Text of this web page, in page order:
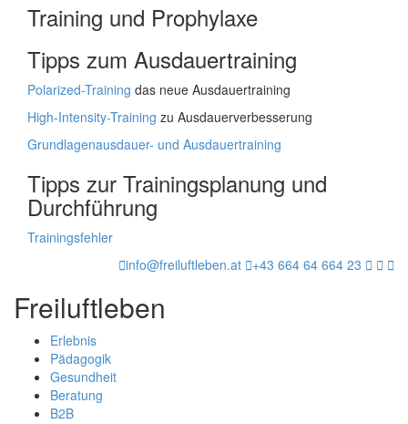
Training und Prophylaxe
Tipps zum Ausdauertraining
Polarized-Training das neue Ausdauertraining
High-Intensity-Training zu Ausdauerverbesserung
Grundlagenausdauer- und Ausdauertraining
Tipps zur Trainingsplanung und
Durchführung
Trainingsfehler
info@freiluftleben.at
+43 664 64 664 23
Freiluftleben
Erlebnis
Pädagogik
Gesundheit
Beratung
B2B